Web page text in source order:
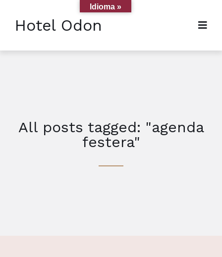
Hotel Odon
All posts tagged: "agenda
festera"
Idioma »